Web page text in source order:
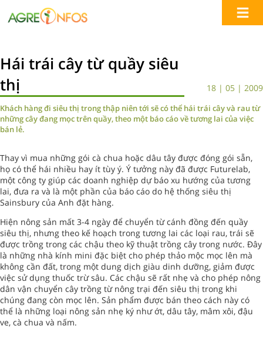
Hái trái cây từ quầy siêu
thị
18 | 05 | 2009
Khách hàng đi siêu thị trong thập niên tới sẽ có thể hái trái cây và rau từ
những cây đang mọc trên quầy, theo một báo cáo về tương lai của việc
bán lẻ.
Thay vì mua những gói cà chua hoặc dâu tây được đóng gói sẵn,
họ có thể hái nhiều hay ít tùy ý. Ý tưởng này đã được Futurelab,
một công ty giúp các doanh nghiệp dự báo xu hướng của tương
lai, đưa ra và là một phần của báo cáo do hệ thống siêu thị
Sainsbury của Anh đặt hàng.
Hiện nông sản mất 3-4 ngày để chuyển từ cánh đồng đến quầy
siêu thị, nhưng theo kế hoạch trong tương lai các loại rau, trái sẽ
được trồng trong các chậu theo kỹ thuật trồng cây trong nước. Đây
là những nhà kính mini đặc biệt cho phép thảo mộc mọc lên mà
không cần đất, trong một dung dịch giàu dinh dưỡng, giảm được
việc sử dụng thuốc trừ sâu. Các chậu sẽ rất nhẹ và cho phép nông
dân vận chuyển cây trồng từ nông trại đến siêu thị trong khi
chúng đang còn mọc lên. Sản phẩm được bán theo cách này có
thể là những loại nông sản nhẹ ký như ớt, dâu tây, mâm xôi, đậu
ve, cà chua và nấm.